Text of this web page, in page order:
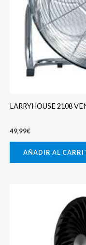
LARRYHOUSE 2108
49,99€
AÑADIR AL